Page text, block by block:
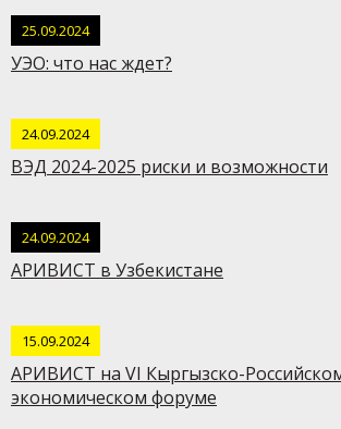
25.09.2024
УЭО: что нас ждет?
24.09.2024
ВЭД 2024-2025 риски и возможности
24.09.2024
АРИВИСТ в Узбекистане
15.09.2024
АРИВИСТ на VI Кыргызско-
экономическом форуме